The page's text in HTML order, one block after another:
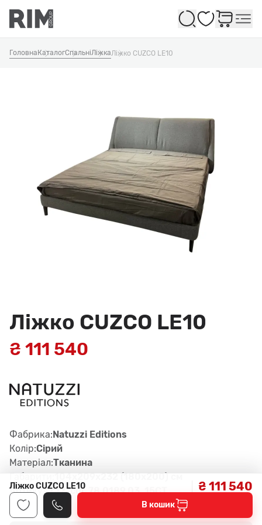
Обране
Головна КаталогСпальніЛіжкаЛіжко CUZCO LE10
Ліжко CUZCO LE10
₴ 111 540
Фабрика:Natuzzi Editions
Колір:Сірий
Матеріал:Тканина
Габарити:
104x209x232 (180x200) см
Артикул:L12, col. 78.0189.03, 15CT
Ліжко CUZCO LE10 ₴ 111 540
В кошик